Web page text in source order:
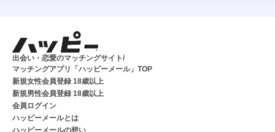
出会い・恋愛のマッチングサイト/
マッチングアプリ「ハッピーメール」TOP
新規女性会員登録 18歳以上
新規男性会員登録 18歳以上
会員ログイン
ハッピーメールとは
ハッピーメールの想い